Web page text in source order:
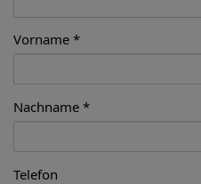
Vorname
Nachname
Telefon